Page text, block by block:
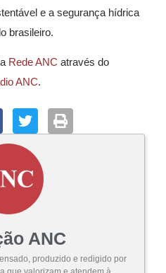
e a segurança hídrica
brasileiro.
Rede ANC através do
ANC.
ANC
produzido e redigido por